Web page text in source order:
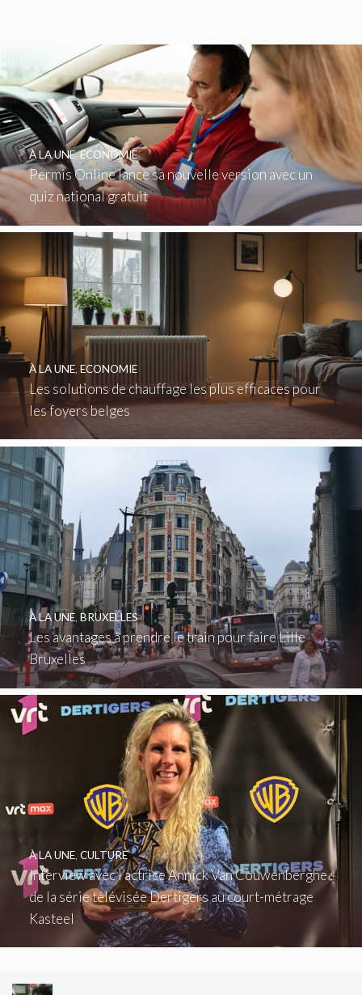
Permis Online lance sa nouvelle version avec un
quiz national gratuit
À LA UNE,ECONOMIE
Les solutions de chauffage les plus efficaces pour
les foyers belges
À LA UNE, ECONOMIE
Les avantages à prendre le train pour faire Lille
Bruxelles
À LA UNE, BRUXELLES
Interview avec l’actrice Annick Van Couwenberghe :
de la série télévisée Dertigers au court-métrage
Kasteel
À LA UNE, CULTURE